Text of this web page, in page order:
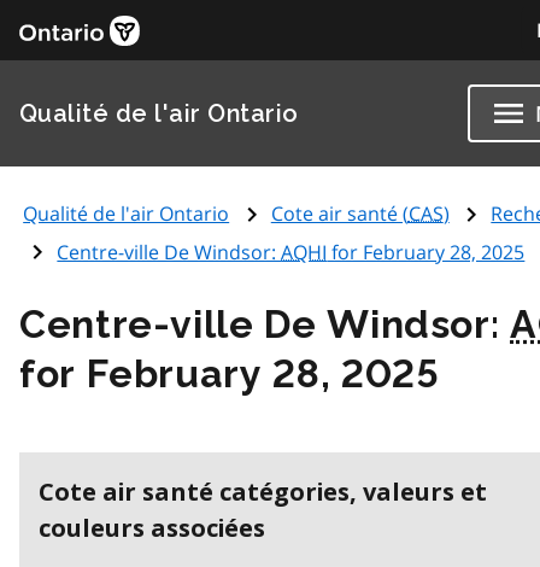
Qualité de l'air Ontario
Qualité de l'air Ontario Cote air santé (CAS)
Centre-ville De Windsor:AQHI for February 28, 2025
Centre-ville De Windsor:
for February 28, 2025
Cote air santé catégories, valeurs et
couleurs associées